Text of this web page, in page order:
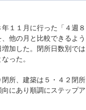
１１月に行った「４週８
他の月と比較できるよう
加した。閉所日数別では
った。
所、建築は５・４２閉所
にあり順調にステップア